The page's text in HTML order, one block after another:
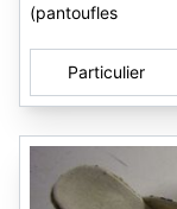
(pantoufles
Particulier